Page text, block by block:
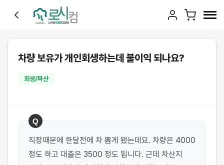
차량 보유가 개인회생하는데 불이익 되나요?
회생/파산
Q
직장때문에 한달전에 차 뽑게 됐는데요. 차량은 4000
정도 하고 대출은 3500 정도 됩니다. 근데 차산지